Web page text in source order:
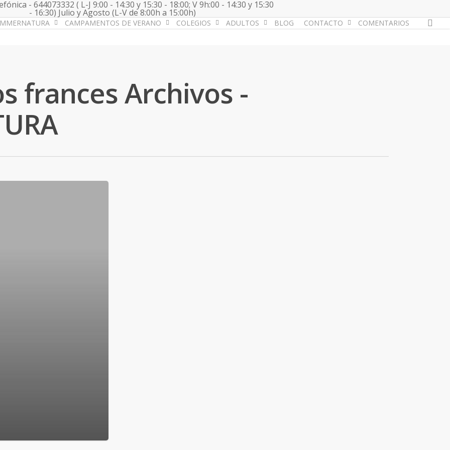
- 644073332 ( L-J 9:00 - 14:30 y 15:30 - 18:00; V 9h:00 - 14:30 y 15:30
- 16:30) Julio y Agosto (L-V de 8:00h a 15:00h)
CAMPAMENTOS DE VERANO COLEGIOS ADULTOS BLOG CONTACTO COMENTARIOS
frances Archivos -